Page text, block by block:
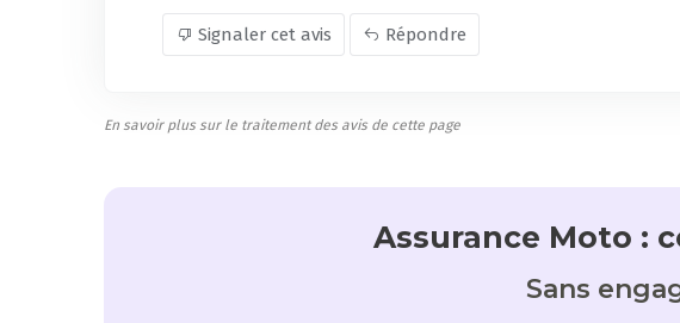
Signaler cet avis Répondre
En savoir plus sur le traitement des avis de cette page
Assurance Moto :
Sans